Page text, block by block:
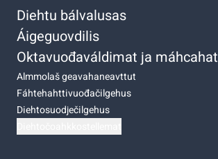
Diehtu bálvalusas
Áigeguovdilis
Oktavuođaváldimat ja máhcahat
Almmolaš geavahaneavttut
Fáhtehahttivuođačilgehus
Diehtosuodječilgehus